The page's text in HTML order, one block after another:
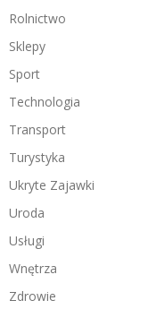
Rolnictwo
Sklepy
Sport
Technologia
Transport
Turystyka
Ukryte Zajawki
Uroda
Usługi
Wnętrza
Zdrowie